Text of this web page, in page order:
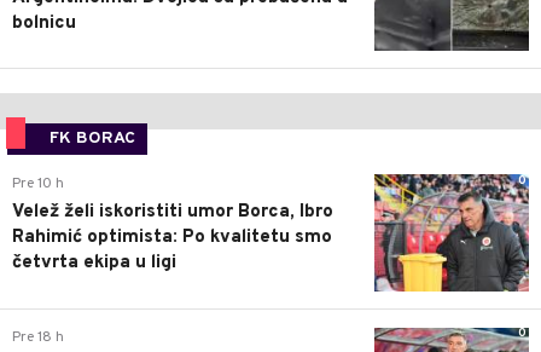
bolnicu
FK BORAC
0
Pre 10 h
Velež želi iskoristiti umor Borca, Ibro
Rahimić optimista: Po kvalitetu smo
četvrta ekipa u ligi
0
Pre 18 h